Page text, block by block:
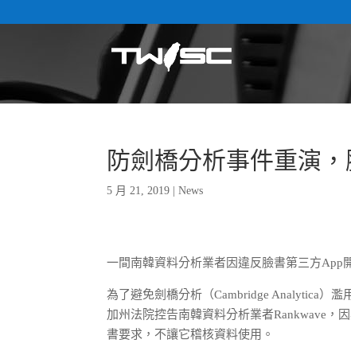
防劍橋分析事件重演
5 月 21, 2019 |News
一間南韓資料分析業者因違反臉書第三方App
為了避免劍橋分析（Cambridge Analytica）
加州法院控告南韓資料分析業者Rankwave，
書要求，不讓它稽核資料使用。